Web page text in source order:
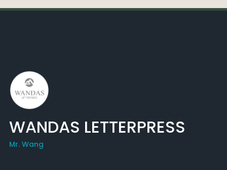
WANDAS LETTERPRESS
Mr. Wang